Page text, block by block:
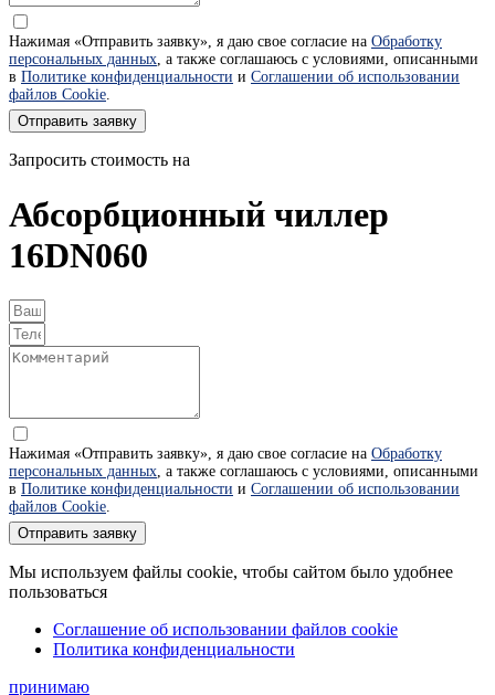
Нажимая «Отправить заявку», я даю свое согласие на Обработку
персональных данных, а также соглашаюсь с условиями, описанными
в Политике конфиденциальности и Соглашении об использовании
файлов Cookie.
Отправить заявку
Запросить стоимость на
Абсорбционный чиллер
16DN060
Нажимая «Отправить заявку», я даю свое согласие на Обработку
персональных данных , а также соглашаюсь с условиями, описанными
в Политике конфиденциальности и Соглашении об использовании
файлов Cookie
Отправить заявку
Мы используем файлы cookie, чтобы сайтом было удобнее
пользоваться
Соглашение об использовании файлов cookie
Политика конфиденциальности
принимаю